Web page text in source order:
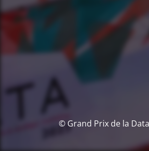
© Grand Prix de la